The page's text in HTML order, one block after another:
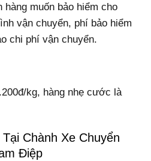
hàng muốn bảo hiểm cho
vận chuyển, phí bảo hiểm
chi phí vận chuyển.
kg, hàng nhẹ cước là
Chành Xe Chuyển
Điệp